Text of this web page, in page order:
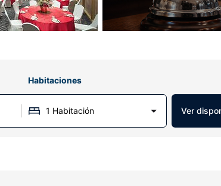
Habitaciones
1 Habitación Ver